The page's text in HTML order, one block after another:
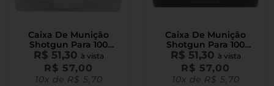
Caixa De Munição
Shotgun Para 100
Cartuchos Calibre 40 E
45 Branca
R$ 51,30 à vista
R$ 57,00
10x de R$ 5,70
Caixa De Munição
Shotgun Para 100
Cartuchos Calibre 40 E
45 Fume
R$ 51,30 à vista
R$ 57,00
10x de R$ 5,70